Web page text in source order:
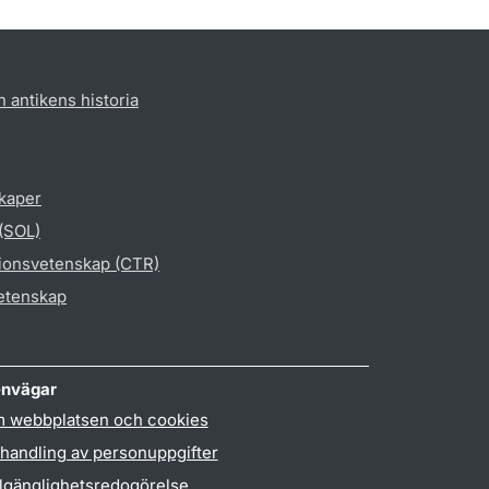
antikens historia
(CTR)
webbplatsen och cookies
av personuppgifter